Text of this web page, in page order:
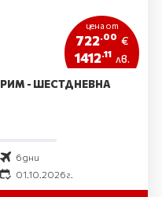
цена от
722 .00 €
1412.11 лв.
РИМ - ШЕСТДНЕВНА
6 дни
01.10.2026 г.